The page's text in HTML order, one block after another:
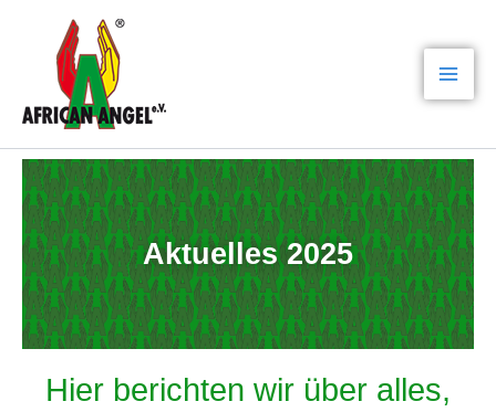
springen
Aktuelles 2025
Hier berichten wir über alles,